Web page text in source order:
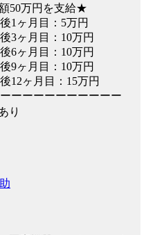
50万円を支給★
後1ヶ月目：5万円
後3ヶ月目：10万円
後6ヶ月目：10万円
後9ヶ月目：10万円
後12ヶ月目：15万円
ーーーーーーーーーー
り